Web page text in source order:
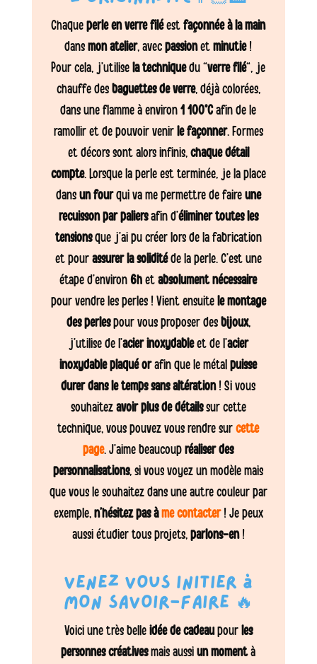
Chaqueperle en verre filéestfaçonnée à la main
dansmon atelier, avecpassionetminutie!
Pour cela, j’utilisela techniquedu “verre filé“, je
chauffe des baguettes de verre, déjà colorées,
dans une flamme à environ1 100°Cafin de le
ramollir et de pouvoir venir le façonner. Formes
et décors sont alors infinis, chaque détail
compte. Lorsque la perle est terminée, je la place
dans un fourqui va me permettre de faire une
recuisson par paliersafin d’éliminer toutes les
tensionsque j’ai pu créer lors de la fabrication
et pour assurer la soliditéde la perle. C’est une
étape d’environ6h etabsolument nécessaire
pour vendre les perles ! Vient ensuite le montage
des perlespour vous proposer des bijoux,
j’utilise de l’acier inoxydableet de l’acier
inoxydable plaqué orafin que le métalpuisse
durer dans le temps sans altération! Si vous
souhaitez avoir plus de détailssur cette
technique, vous pouvez vous rendre surcette
page. J’aime beaucoupréaliser des
personnalisations, si vous voyez un modèle mais
que vous le souhaitez dans une autre couleur par
exemple, n’hésitez pas àme contacter! Je peux
aussi étudier tous projets, parlons-en!
Venez vous initier à
mon savoir-faire 🔥
Voici une très belleidée de cadeaupourles
personnes créativesmais aussiun momentà